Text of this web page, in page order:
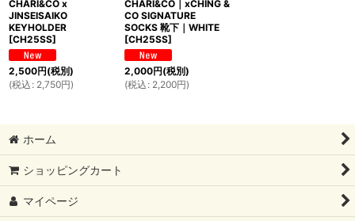
CHARI&CO x
JINSEISAIKO
KEYHOLDER
[CH25SS]
2,500円(税別)
(税込 : 2,750円)
CHARI&CO｜xCHING &
CO SIGNATURE
SOCKS 靴下｜WHITE
[CH25SS]
2,000円(税別)
(税込 : 2,200円)
ホーム
ショッピングカート
マイページ